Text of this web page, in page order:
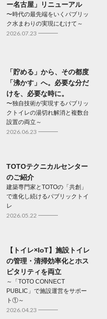
ー名古屋」リニューアル
〜時代の最先端をいくパブリッ
ク水まわりの実現にむけて～
2026.07.23
「貯める」から、その都度
「沸かす」へ。必要な分だ
けを、必要な時に。
〜独自技術が実現するパブリッ
クトイレの湯切れ解消と複数台
設置の両立～
2026.06.23
TOTOテクニカルセンター
のご紹介
建築専門家とTOTOの「共創」
で進化し続けるパブリックトイ
レ
2026.05.22
【トイレ×IoT】施設トイレ
の管理・清掃効率化とホス
ピタリティを両立
～「TOTO CONNECT
PUBLIC」で施設運営をサポー
ト①～
2026.04.23